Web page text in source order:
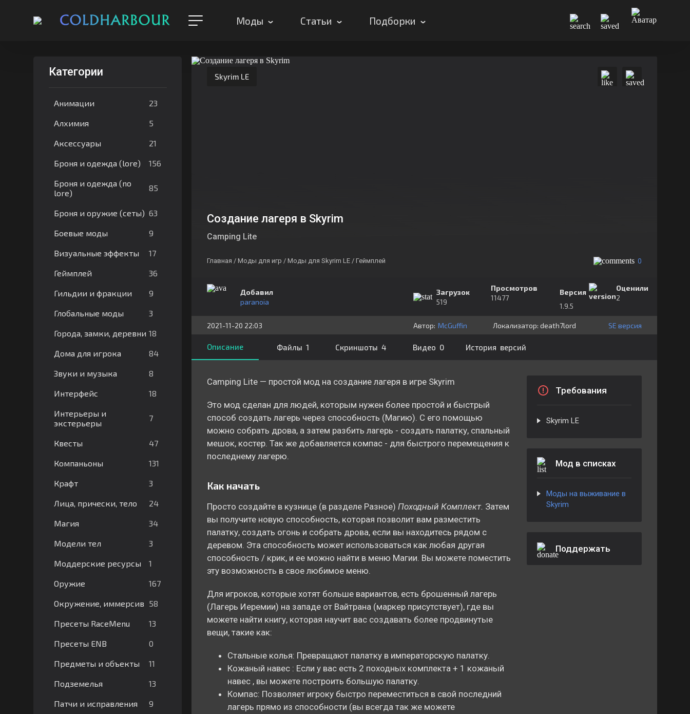
Моды Статьи Подборки
Категории
Анимации 23
Алхимия 5
Аксессуары 21
Броня и одежда (lore) 156
Броня и одежда (no
lore)
85
Броня и оружие (сеты) 63
Боевые моды 9
Визуальные эффекты 17
Геймплей 36
Гильдии и фракции 9
Глобальные моды 3
Города, замки, деревни 18
Дома для игрока 84
Звуки и музыка 8
Интерфейс 18
Интерьеры и
экстерьеры
7
Квесты 47
Компаньоны 131
Крафт 3
Лица, прически, тело 24
Магия 34
Модели тел 3
Моддерские ресурсы 1
Оружие 167
Окружение, иммерсив 58
Пресеты RaceMenu 13
Пресеты ENB 0
Предметы и объекты 11
Подземелья 13
Патчи и исправления 9
Skyrim LE
Создание лагеря в Skyrim
Camping Lite
Главная / Моды для игр / Моды для Skyrim LE / Геймплей 0
Добавил
paranoia
Загрузок
519
Просмотров
11477
Версия
1.9.5
Оценили
2
2021-11-20 22:03 Автор: McGuffin Локализатор: ⁣⁣⁣death7lord SE версия
Описание Файлы 1 Скриншоты 4 Видео 0 История версий
Camping Lite — простой мод на создание лагеря в игре Skyrim
Это мод сделан для людей, которым нужен более простой и быстрый
способ создать лагерь через способность (Магию). С его помощью
можно собрать дрова, а затем разбить лагерь - создать палатку, спальный
мешок, костер. Так же добавляется компас - для быстрого перемещения к
последнему лагерю.
Как начать
Просто создайте в кузнице (в разделе Разное) Походный Комплект. Затем
вы получите новую способность, которая позволит вам разместить
палатку, создать огонь и собрать дрова, если вы находитесь рядом с
деревом. Эта способность может использоваться как любая другая
способность / крик, и ее можно найти в меню Магии. Вы можете поместить
эту возможность в свое любимое меню.
Для игроков, которые хотят больше вариантов, есть брошенный лагерь
(Лагерь Иеремии) на западе от Вайтрана (маркер присутствует), где вы
можете найти книгу, которая научит вас создавать более продвинутые
вещи, такие как:
Стальные колья: Превращают палатку в императорскую палатку.
Кожаный навес : Если у вас есть 2 походных комплекта + 1 кожаный
навес , вы можете построить большую палатку.
Компас: Позволяет игроку быстро переместиться в свой последний
лагерь прямо из способности (вы всегда так же можете
Требования
Skyrim LE
Мод в списках
Моды на выживание в
Skyrim
Поддержать